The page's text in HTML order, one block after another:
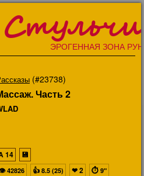
ЭРОГЕННАЯ ЗОНА
(#23738)
Часть 2
14
💾
42826 👍 8.5 (25) ❤2 ⏱ 9"